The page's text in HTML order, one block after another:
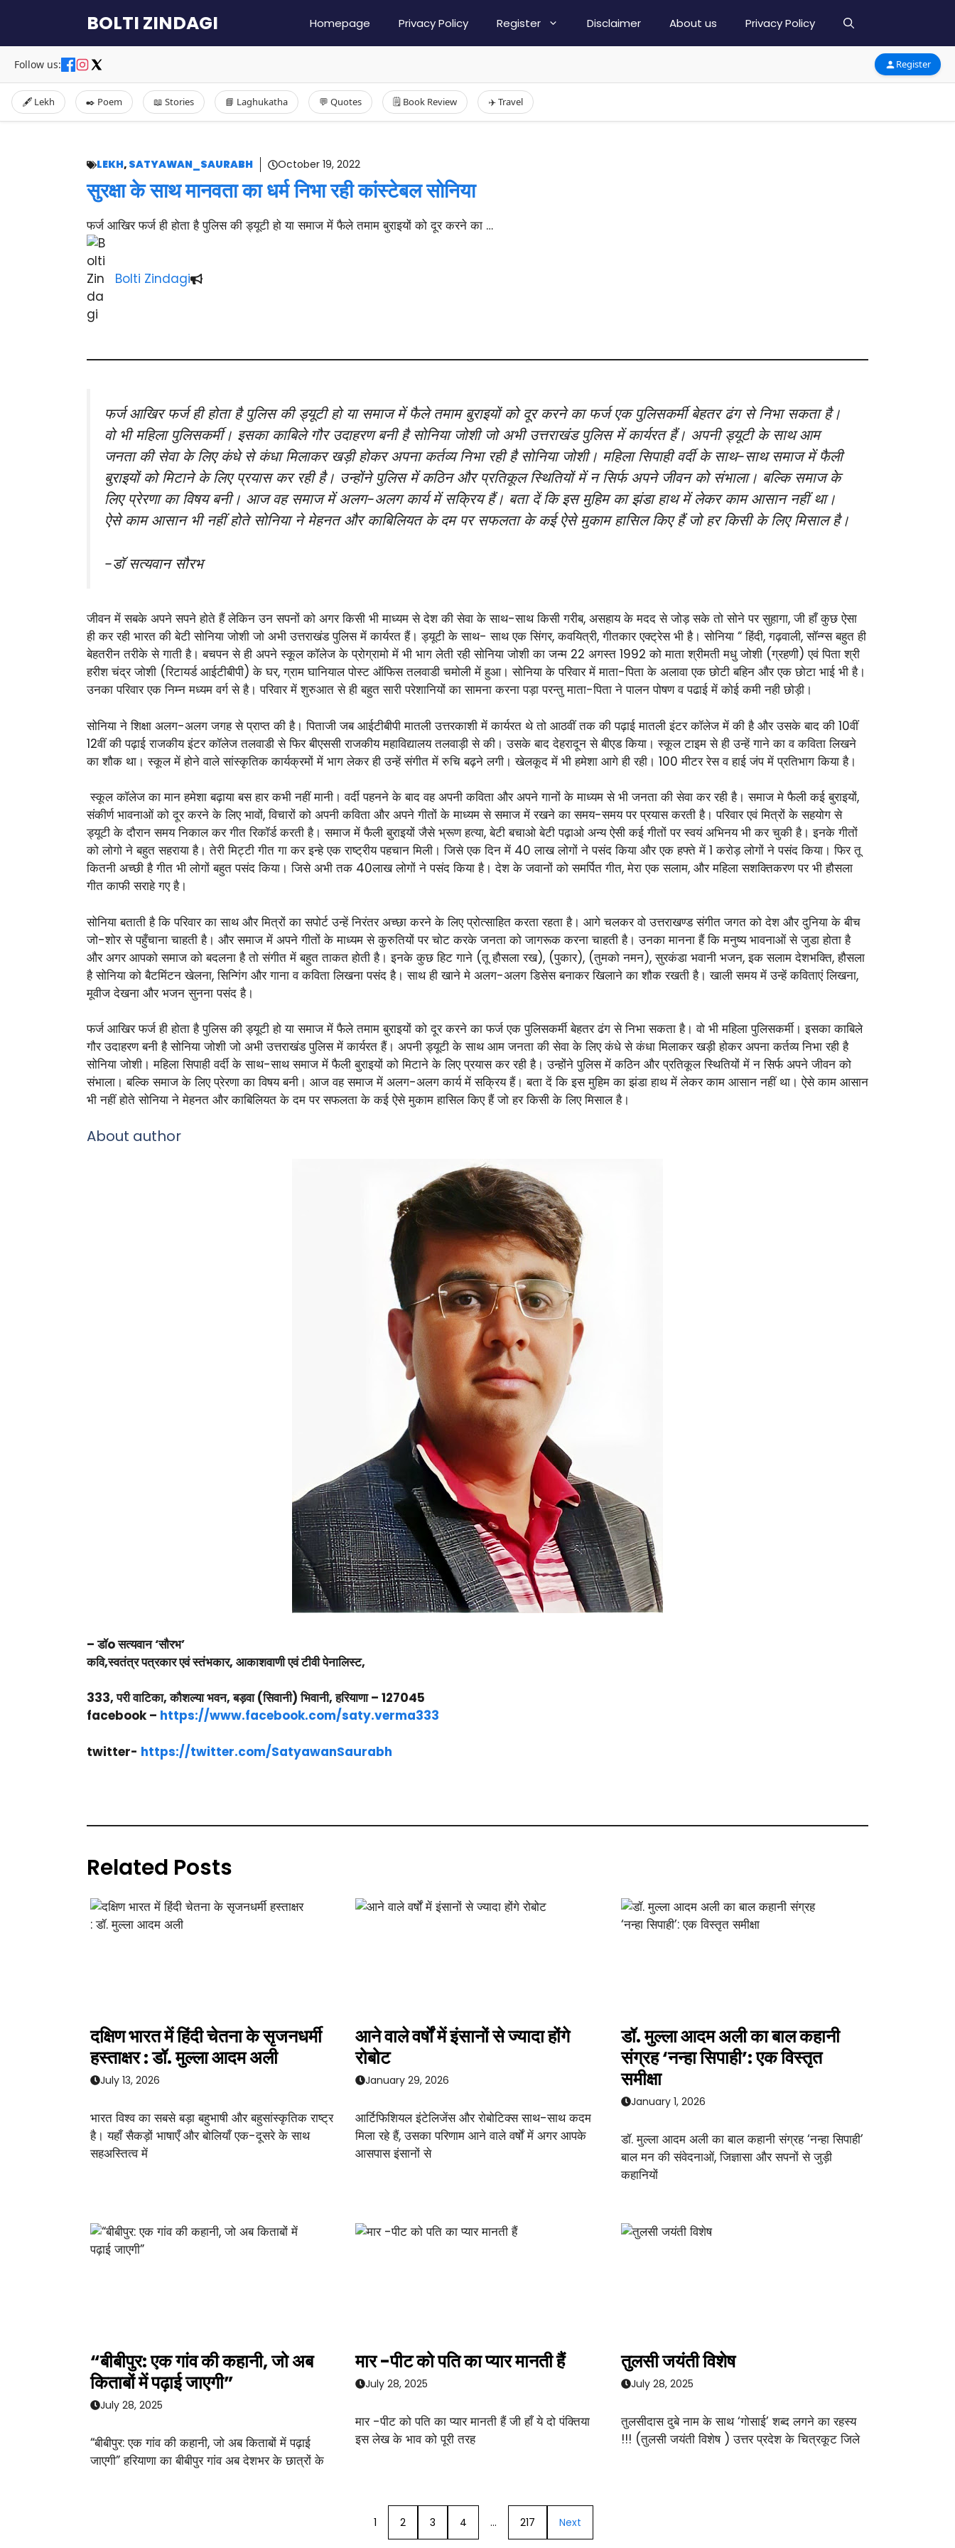
content
BOLTI ZINDAGI Homepage Privacy Policy Register Disclaimer About us Privacy Policy
Follow us: Register
🖋️ Lekh ✒️ Poem 📖 Stories 📘 Laghukatha 💬 Quotes 🗒️ Book Review ✈️ Travel
LEKH, SATYAWAN_SAURABH October 19, 2022
सुरक्षा के साथ मानवता का धर्म निभा रही कांस्टेबल सोनिया
फर्ज आखिर फर्ज ही होता है पुलिस की ड्यूटी हो या समाज में फैले तमाम बुराइयों को दूर करने का …
Bolti Zindagi
फर्ज आखिर फर्ज ही होता है पुलिस की ड्यूटी हो या समाज में फैले तमाम बुराइयों को दूर करने का फर्ज एक पुलिसकर्मी बेहतर ढंग से निभा सकता है।
वो भी महिला पुलिसकर्मी। इसका काबिले गौर उदाहरण बनी है सोनिया जोशी जो अभी उत्तराखंड पुलिस में कार्यरत हैं। अपनी ड्यूटी के साथ आम
जनता की सेवा के लिए कंधे से कंधा मिलाकर खड़ी होकर अपना कर्तव्य निभा रही है सोनिया जोशी। महिला सिपाही वर्दी के साथ-साथ समाज में फैली
बुराइयों को मिटाने के लिए प्रयास कर रही है। उन्होंने पुलिस में कठिन और प्रतिकूल स्थितियों में न सिर्फ अपने जीवन को संभाला। बल्कि समाज के
लिए प्रेरणा का विषय बनी। आज वह समाज में अलग-अलग कार्य में सक्रिय हैं। बता दें कि इस मुहिम का झंडा हाथ में लेकर काम आसान नहीं था।
ऐसे काम आसान भी नहीं होते सोनिया ने मेहनत और काबिलियत के दम पर सफलता के कई ऐसे मुकाम हासिल किए हैं जो हर किसी के लिए मिसाल है।
-डॉ सत्यवान सौरभ
जीवन में सबके अपने सपने होते हैं लेकिन उन सपनों को अगर किसी भी माध्यम से देश की सेवा के साथ-साथ किसी गरीब, असहाय के मदद से जोड़ सके तो सोने पर सुहागा, जी हाँ कुछ ऐसा
ही कर रही भारत की बेटी सोनिया जोशी जो अभी उत्तराखंड पुलिस में कार्यरत हैं। ड्यूटी के साथ- साथ एक सिंगर, कवयित्री, गीतकार एक्ट्रेस भी है। सोनिया “ हिंदी, गढ़वाली, सॉन्ग्स बहुत ही
बेहतरीन तरीके से गाती है। बचपन से ही अपने स्कूल कॉलेज के प्रोग्रामो में भी भाग लेती रही सोनिया जोशी का जन्म 22 अगस्त 1992 को माता श्रीमती मधु जोशी (ग्रहणी) एवं पिता श्री
हरीश चंद्र जोशी (रिटायर्ड आईटीबीपी) के घर, ग्राम घानियाल पोस्ट ऑफिस तलवाडी चमोली में हुआ। सोनिया के परिवार में माता-पिता के अलावा एक छोटी बहिन और एक छोटा भाई भी है।
उनका परिवार एक निम्न मध्यम वर्ग से है। परिवार में शुरुआत से ही बहुत सारी परेशानियों का सामना करना पड़ा परन्तु माता-पिता ने पालन पोषण व पढाई में कोई कमी नही छोड़ी।
सोनिया ने शिक्षा अलग-अलग जगह से प्राप्त की है। पिताजी जब आईटीबीपी मातली उत्तरकाशी में कार्यरत थे तो आठवीं तक की पढ़ाई मातली इंटर कॉलेज में की है और उसके बाद की 10वीं
12वीं की पढ़ाई राजकीय इंटर कॉलेज तलवाडी से फिर बीएससी राजकीय महाविद्यालय तलवाड़ी से की। उसके बाद देहरादून से बीएड किया। स्कूल टाइम से ही उन्हें गाने का व कविता लिखने
का शौक था। स्कूल में होने वाले सांस्कृतिक कार्यक्रमों में भाग लेकर ही उन्हें संगीत में रुचि बढ़ने लगी। खेलकूद में भी हमेशा आगे ही रही। 100 मीटर रेस व हाई जंप में प्रतिभाग किया है।
स्कूल कॉलेज का मान हमेशा बढ़ाया बस हार कभी नहीं मानी। वर्दी पहनने के बाद वह अपनी कविता और अपने गानों के माध्यम से भी जनता की सेवा कर रही है। समाज मे फैली कई बुराइयों,
संकीर्ण भावनाओं को दूर करने के लिए भावों, विचारों को अपनी कविता और अपने गीतों के माध्यम से समाज में रखने का समय-समय पर प्रयास करती है। परिवार एवं मित्रों के सहयोग से
ड्यूटी के दौरान समय निकाल कर गीत रिकॉर्ड करती है। समाज में फैली बुराइयों जैसे भ्रूण हत्या, बेटी बचाओ बेटी पढ़ाओ अन्य ऐसी कई गीतों पर स्वयं अभिनय भी कर चुकी है। इनके गीतों
को लोगो ने बहुत सहराया है। तेरी मिट्टी गीत गा कर इन्हे एक राष्ट्रीय पहचान मिली। जिसे एक दिन में 40 लाख लोगों ने पसंद किया और एक हफ्ते में 1 करोड़ लोगों ने पसंद किया। फिर तू
कितनी अच्छी है गीत भी लोगों बहुत पसंद किया। जिसे अभी तक 40लाख लोगों ने पसंद किया है। देश के जवानों को समर्पित गीत, मेरा एक सलाम, और महिला सशक्तिकरण पर भी हौसला
गीत काफी सराहे गए है।
सोनिया बताती है कि परिवार का साथ और मित्रों का सपोर्ट उन्हें निरंतर अच्छा करने के लिए प्रोत्साहित करता रहता है। आगे चलकर वो उत्तराखण्ड संगीत जगत को देश और दुनिया के बीच
जो-शोर से पहुँचाना चाहती है। और समाज में अपने गीतों के माध्यम से कुरुतियों पर चोट करके जनता को जागरूक करना चाहती है। उनका मानना हैं कि मनुष्य भावनाओं से जुडा होता है
और अगर आपको समाज को बदलना है तो संगीत में बहुत ताकत होती है। इनके कुछ हिट गाने (तू हौसला रख), (पुकार), (तुमको नमन), सुरकंडा भवानी भजन, इक सलाम देशभक्ति, हौसला
है सोनिया को बैटमिंटन खेलना, सिन्गिंग और गाना व कविता लिखना पसंद है। साथ ही खाने मे अलग-अलग डिसेस बनाकर खिलाने का शौक रखती है। खाली समय में उन्हें कविताएं लिखना,
मूवीज देखना और भजन सुनना पसंद है।
फर्ज आखिर फर्ज ही होता है पुलिस की ड्यूटी हो या समाज में फैले तमाम बुराइयों को दूर करने का फर्ज एक पुलिसकर्मी बेहतर ढंग से निभा सकता है। वो भी महिला पुलिसकर्मी। इसका काबिले
गौर उदाहरण बनी है सोनिया जोशी जो अभी उत्तराखंड पुलिस में कार्यरत हैं। अपनी ड्यूटी के साथ आम जनता की सेवा के लिए कंधे से कंधा मिलाकर खड़ी होकर अपना कर्तव्य निभा रही है
सोनिया जोशी। महिला सिपाही वर्दी के साथ-साथ समाज में फैली बुराइयों को मिटाने के लिए प्रयास कर रही है। उन्होंने पुलिस में कठिन और प्रतिकूल स्थितियों में न सिर्फ अपने जीवन को
संभाला। बल्कि समाज के लिए प्रेरणा का विषय बनी। आज वह समाज में अलग-अलग कार्य में सक्रिय हैं। बता दें कि इस मुहिम का झंडा हाथ में लेकर काम आसान नहीं था। ऐसे काम आसान
भी नहीं होते सोनिया ने मेहनत और काबिलियत के दम पर सफलता के कई ऐसे मुकाम हासिल किए हैं जो हर किसी के लिए मिसाल है।
About author
– डॉo सत्यवान ‘सौरभ’
कवि,स्वतंत्र पत्रकार एवं स्तंभकार, आकाशवाणी एवं टीवी पेनालिस्ट,
333, परी वाटिका, कौशल्या भवन, बड़वा (सिवानी) भिवानी, हरियाणा – 127045
facebook – https://www.facebook.com/saty.verma333
twitter- https://twitter.com/SatyawanSaurabh
Related Posts
दक्षिण भारत में हिंदी चेतना के सृजनधर्मी
हस्ताक्षर : डॉ. मुल्ला आदम अली
July 13, 2026
भारत विश्व का सबसे बड़ा बहुभाषी और बहुसांस्कृतिक राष्ट्र
है। यहाँ सैकड़ों भाषाएँ और बोलियाँ एक-दूसरे के साथ
सहअस्तित्व में
आने वाले वर्षों में इंसानों से ज्यादा होंगे
रोबोट
January 29, 2026
आर्टिफिशियल इंटेलिजेंस और रोबोटिक्स साथ-साथ कदम
मिला रहे हैं, उसका परिणाम आने वाले वर्षों में अगर आपके
आसपास इंसानों से
डॉ. मुल्ला आदम अली का बाल कहानी
संग्रह ‘नन्हा सिपाही’: एक विस्तृत
समीक्षा
January 1, 2026
डॉ. मुल्ला आदम अली का बाल कहानी संग्रह ‘नन्हा सिपाही’
बाल मन की संवेदनाओं, जिज्ञासा और सपनों से जुड़ी
कहानियों
“बीबीपुर: एक गांव की कहानी, जो अब
किताबों में पढ़ाई जाएगी”
July 28, 2025
“बीबीपुर: एक गांव की कहानी, जो अब किताबों में पढ़ाई
जाएगी” हरियाणा का बीबीपुर गांव अब देशभर के छात्रों के
मार -पीट को पति का प्यार मानती हैं
July 28, 2025
मार -पीट को पति का प्यार मानती हैं जी हाँ ये दो पंक्तिया
इस लेख के भाव को पूरी तरह
तुलसी जयंती विशेष
July 28, 2025
तुलसीदास दुबे नाम के साथ ‘गोसाई’ शब्द लगने का रहस्य
!!! (तुलसी जयंती विशेष ) उत्तर प्रदेश के चित्रकूट जिले
1 2 3 4 … 217 Next